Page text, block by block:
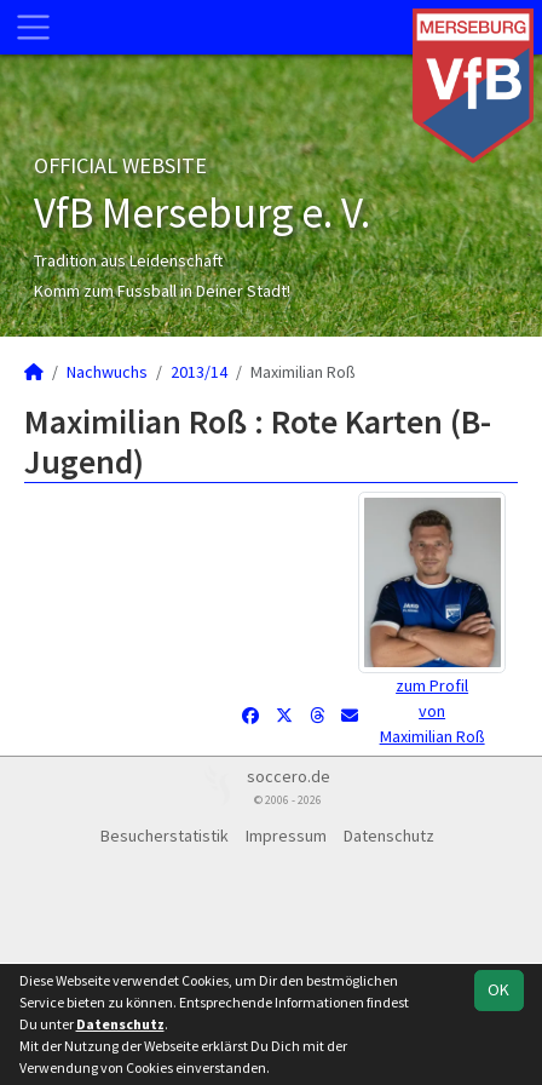
OFFICIAL WEBSITE
VfB Merseburg e. V.
Tradition aus Leidenschaft
Komm zum Fussball in Deiner Stadt!
Nachwuchs 2013/14 Maximilian Roß
Maximilian Roß : Rote Karten (B-
Jugend)
zum Profil
von
Maximilian Roß
soccero.de
© 2006 - 2026
Besucherstatistik Impressum Datenschutz
OK
Diese Webseite verwendet Cookies, um Dir den bestmöglichen
Service bieten zu können. Entsprechende Informationen findest
Du unter Datenschutz.
Mit der Nutzung der Webseite erklärst Du Dich mit der
Verwendung von Cookies einverstanden.